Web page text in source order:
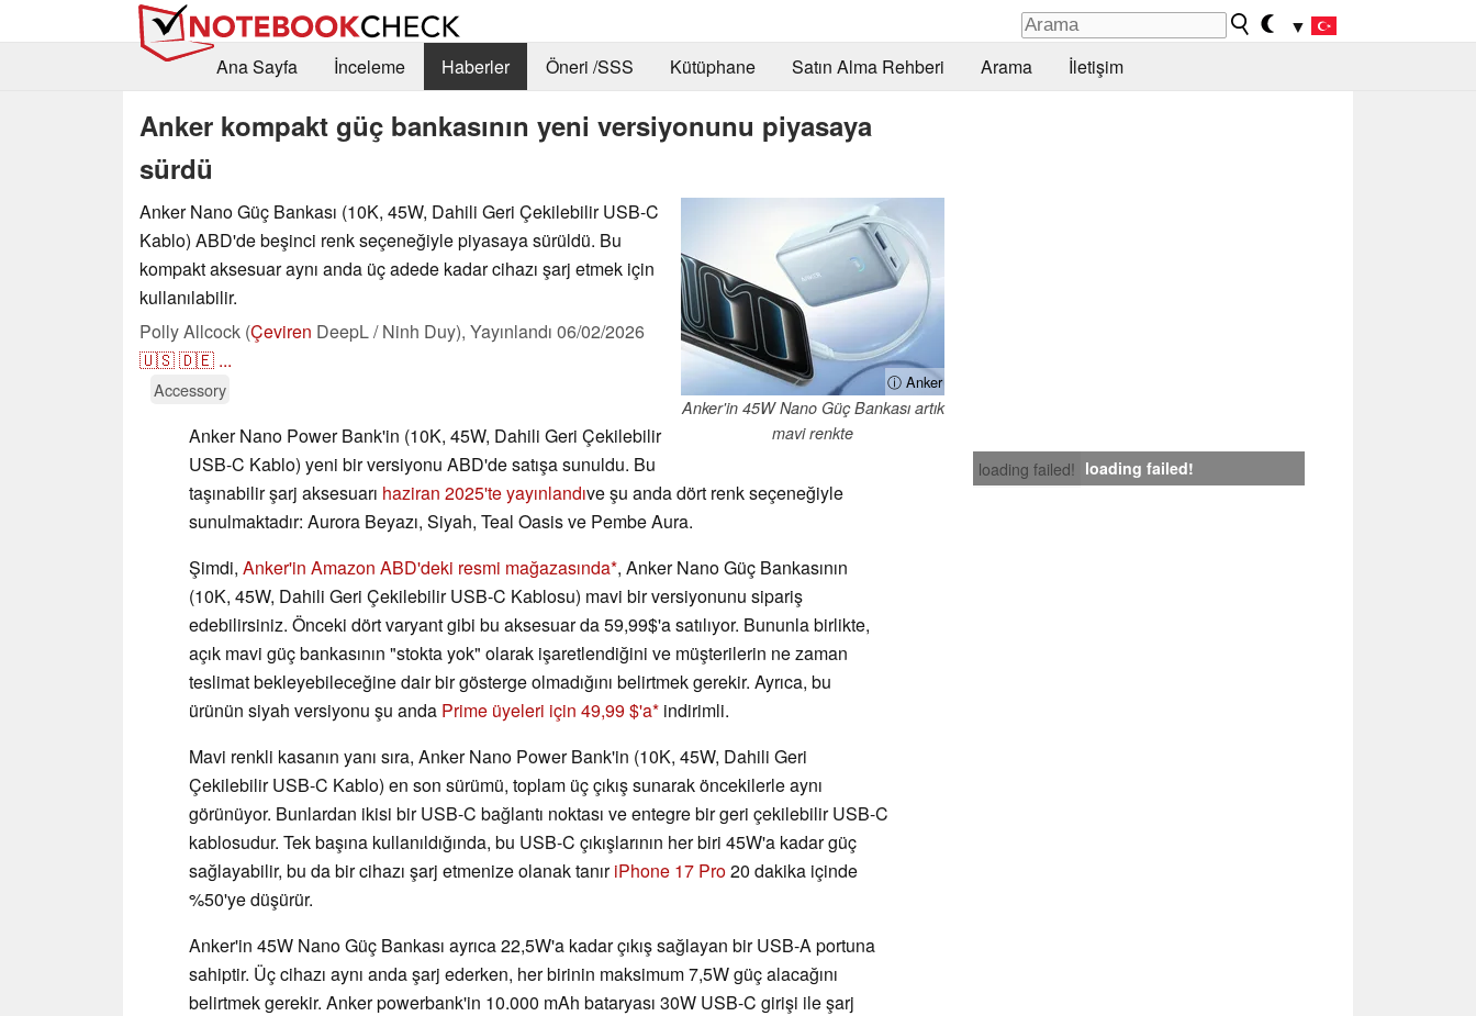
▼
Ana Sayfa
İnceleme Haberler Öneri /SSS Kütüphane Satın Alma Rehberi Arama İletişim
Anker kompakt güç bankasının yeni versiyonunu piyasaya
sürdü
ⓘ Anker
Anker'in 45W Nano Güç Bankası artık
mavi renkte
Anker Nano Güç Bankası (10K, 45W, Dahili Geri Çekilebilir USB-C
Kablo) ABD'de beşinci renk seçeneğiyle piyasaya sürüldü. Bu
kompakt aksesuar aynı anda üç adede kadar cihazı şarj etmek için
kullanılabilir.
Polly Allcock (Çeviren DeepL / Ninh Duy), Yayınlandı 06/02/2026
🇺🇸🇩🇪 ...
Accessory
loading failed! loading failed!
Anker Nano Power Bank'in (10K, 45W, Dahili Geri Çekilebilir
USB-C Kablo) yeni bir versiyonu ABD'de satışa sunuldu. Bu
taşınabilir şarj aksesuarı haziran 2025'te yayınlandıve şu anda dört renk seçeneğiyle
sunulmaktadır: Aurora Beyazı, Siyah, Teal Oasis ve Pembe Aura.
Şimdi, Anker'in Amazon ABD'deki resmi mağazasında , Anker Nano Güç Bankasının
(10K, 45W, Dahili Geri Çekilebilir USB-C Kablosu) mavi bir versiyonunu sipariş
edebilirsiniz. Önceki dört varyant gibi bu aksesuar da 59,99$'a satılıyor. Bununla birlikte,
açık mavi güç bankasının "stokta yok" olarak işaretlendiğini ve müşterilerin ne zaman
teslimat bekleyebileceğine dair bir gösterge olmadığını belirtmek gerekir. Ayrıca, bu
ürünün siyah versiyonu şu anda Prime üyeleri için 49,99 $'a indirimli.
Mavi renkli kasanın yanı sıra, Anker Nano Power Bank'in (10K, 45W, Dahili Geri
Çekilebilir USB-C Kablo) en son sürümü, toplam üç çıkış sunarak öncekilerle aynı
görünüyor. Bunlardan ikisi bir USB-C bağlantı noktası ve entegre bir geri çekilebilir USB-C
kablosudur. Tek başına kullanıldığında, bu USB-C çıkışlarının her biri 45W'a kadar güç
sağlayabilir, bu da bir cihazı şarj etmenize olanak tanıriPhone 17 Pro20 dakika içinde
%50'ye düşürür.
Anker'in 45W Nano Güç Bankası ayrıca 22,5W'a kadar çıkış sağlayan bir USB-A portuna
sahiptir. Üç cihazı aynı anda şarj ederken, her birinin maksimum 7,5W güç alacağını
belirtmek gerekir. Anker powerbank'in 10.000 mAh bataryası 30W USB-C girişi ile şarj